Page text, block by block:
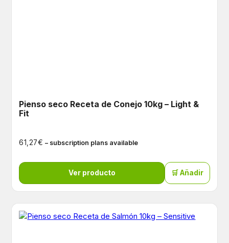
Pienso seco Receta de Conejo 10kg – Light &
Fit
61,27€ – subscription plans available
Ver producto 🛒 Añadir